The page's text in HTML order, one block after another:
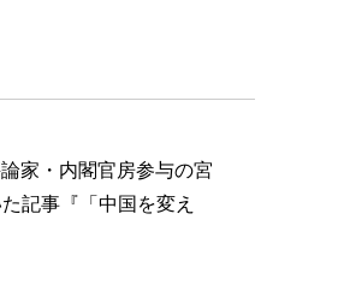
家・内閣官房参与の宮
記事『「中国を変え